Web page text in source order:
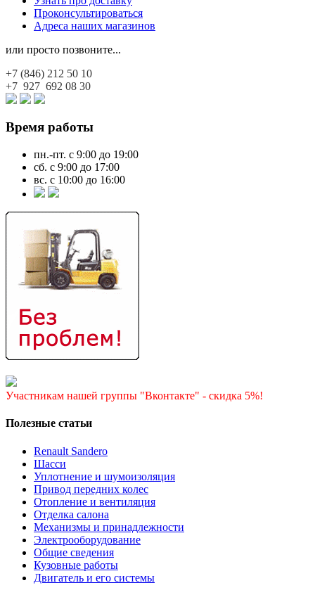
Проконсультироваться
Адреса наших магазинов
или просто позвоните...
+7 (846) 212 50 10
+7 927 692 08 30
Время работы
пн.-пт. с 9:00 до 19:00
сб. с 9:00 до 17:00
вс. с 10:00 до 16:00
Участникам нашей группы "Вконтакте" - скидка 5%!
Полезные статьи
Renault Sandero
Шасси
Уплотнение и шумоизоляция
Привод передних колес
Отопление и вентиляция
Отделка салона
Механизмы и принадлежности
Электрооборудование
Общие сведения
Кузовные работы
Двигатель и его системы